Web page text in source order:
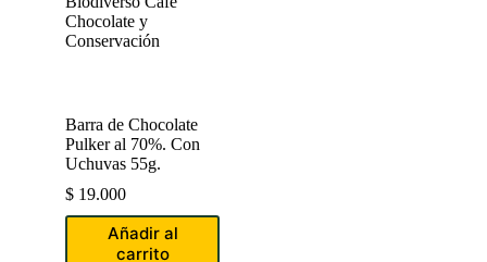
de
producto
Barra de Chocolate
Pulker al 70%. Con
Uchuvas 55g.
$ 19.000
Añadir al
carrito